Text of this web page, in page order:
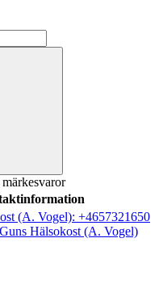
(A. Vogel): +4657321650
Hälsokost (A. Vogel)